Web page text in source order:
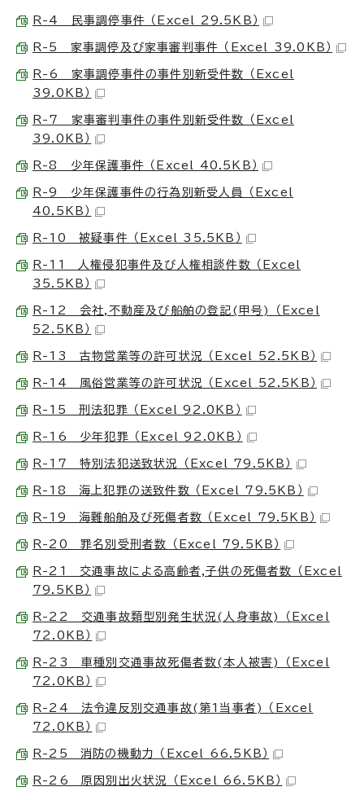
R-4 民事調停事件 （Excel 29.5KB）
R-5 家事調停及び家事審判事件 （Excel 39.0KB）
R-6 家事調停事件の事件別新受件数 （Excel
39.0KB）
R-7 家事審判事件の事件別新受件数 （Excel
39.0KB）
R-8 少年保護事件 （Excel 40.5KB）
R-9 少年保護事件の行為別新受人員 （Excel
40.5KB）
R-10 被疑事件 （Excel 35.5KB）
R-11 人権侵犯事件及び人権相談件数 （Excel
35.5KB）
R-12 会社,不動産及び船舶の登記(甲号) （Excel
52.5KB）
R-13 古物営業等の許可状況 （Excel 52.5KB）
R-14 風俗営業等の許可状況 （Excel 52.5KB）
R-15 刑法犯罪 （Excel 92.0KB）
R-16 少年犯罪 （Excel 92.0KB）
R-17 特別法犯送致状況 （Excel 79.5KB）
R-18 海上犯罪の送致件数 （Excel 79.5KB）
R-19 海難船舶及び死傷者数 （Excel 79.5KB）
R-20 罪名別受刑者数 （Excel 79.5KB）
R-21 交通事故による高齢者,子供の死傷者数 （Excel
79.5KB）
R-22 交通事故類型別発生状況(人身事故) （Excel
72.0KB）
R-23 車種別交通事故死傷者数(本人被害) （Excel
72.0KB）
R-24 法令違反別交通事故(第1当事者) （Excel
72.0KB）
R-25 消防の機動力 （Excel 66.5KB）
R-26 原因別出火状況 （Excel 66.5KB）